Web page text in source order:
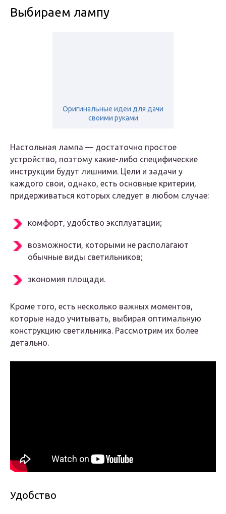
Выбираем лампу
Оригинальные идеи для дачи
своими руками
Настольная лампа — достаточно простое
устройство, поэтому какие-либо специфические
инструкции будут лишними. Цели и задачи у
каждого свои, однако, есть основные критерии,
придерживаться которых следует в любом случае:
комфорт, удобство эксплуатации;
возможности, которыми не располагают
обычные виды светильников;
экономия площади.
Кроме того, есть несколько важных моментов,
которые надо учитывать, выбирая оптимальную
конструкцию светильника. Рассмотрим их более
детально.
Удобство